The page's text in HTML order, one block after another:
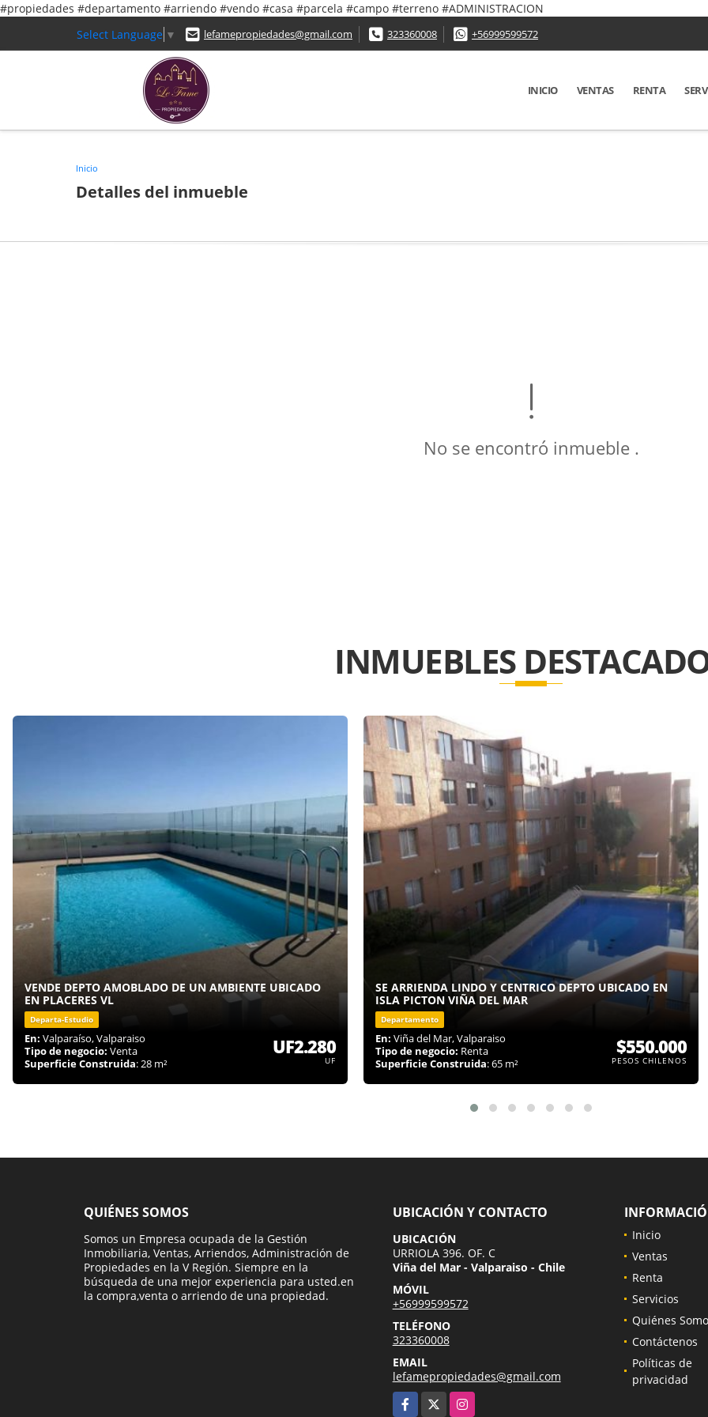
#propiedades #departamento #arriendo #vendo #casa #parcela #campo #terreno #ADMINISTRACION
Select Language ▼ lefamepropiedades@gmail.com 323360008 +56999599572
INICIO VENTAS RENTA
Inicio
Detalles del inmueble
No se encontró inmueble .
INMUEBLES
VENDE DEPTO AMOBLADO DE UN AMBIENTE UBICADO
EN PLACERES VL
Departa-Estudio
En: Valparaíso, Valparaiso
Tipo de negocio: Venta
Superficie Construida: 28 m²
UF2.280
UF
SE ARRIENDA LINDO Y CENTRICO DEPTO UBICADO EN
ISLA PICTON VIÑA DEL MAR
Departamento
En: Viña del Mar, Valparaiso
Tipo de negocio: Renta
Superficie Construida: 65 m²
$550.000
PESOS CHILENOS
QUIÉNES SOMOS
Somos un Empresa ocupada de la Gestión
Inmobiliaria, Ventas, Arriendos, Administración de
Propiedades en la V Región. Siempre en la
búsqueda de una mejor experiencia para usted.en
la compra,venta o arriendo de una propiedad.
UBICACIÓN Y CONTACTO
UBICACIÓN
URRIOLA 396. OF. C
Viña del Mar - Valparaiso - Chile
MÓVIL
+56999599572
TELÉFONO
323360008
EMAIL
lefamepropiedades@gmail.com
Facebook
Instagram
Inicio
Ventas
Renta
Servicios
Quiénes
Contáctenos
Políticas de
privacidad